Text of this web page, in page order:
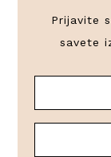
Prijavite
savete